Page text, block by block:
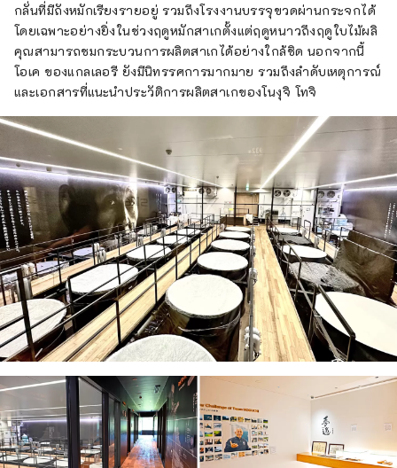
กลั่นที่มีถังหมักเรียงรายอยู่ รวมถึงโรงงานบรรจุขวดผ่านกระจกได้
โดยเฉพาะอย่างยิ่งในช่วงฤดูหมักสาเกตั้งแต่ฤดูหนาวถึงฤดูใบไม้ผลิ
คุณสามารถชมกระบวนการผลิตสาเกได้อย่างใกล้ชิด นอกจากนี้
โอเค ของแกลเลอรี ยังมีนิทรรศการมากมาย รวมถึงลำดับเหตุการณ์
และเอกสารที่แนะนำประวัติการผลิตสาเกของโนงุจิ โทจิ